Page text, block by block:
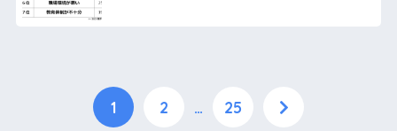
1 2 … 25